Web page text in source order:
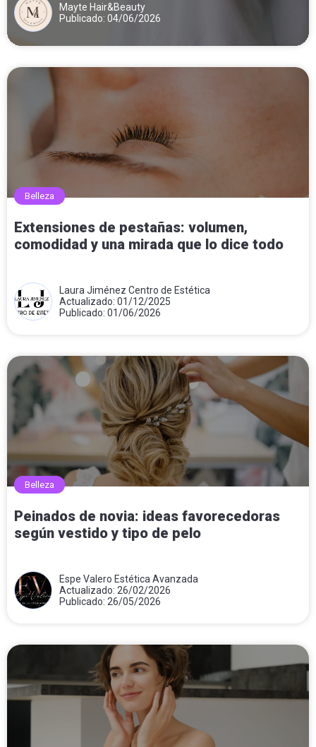
Mayte Hair&Beauty
Publicado: 04/06/2026
Belleza
Extensiones de pestañas: volumen,
comodidad y una mirada que lo dice todo
Laura Jiménez Centro de Estética
Actualizado: 01/12/2025
Publicado: 01/06/2026
Belleza
Peinados de novia: ideas favorecedoras
según vestido y tipo de pelo
Espe Valero Estética Avanzada
Actualizado: 26/02/2026
Publicado: 26/05/2026